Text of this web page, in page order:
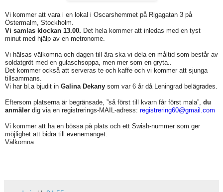
Vi kommer att vara i en lokal i Oscarshemmet på Rigagatan 3 på
Östermalm, Stockholm.
Vi samlas klockan 13.00. Det hela kommer att inledas med en tyst
minut med hjälp av en metronome.
Vi hälsas välkomna och dagen till ära ska vi dela en måltid som består av
soldatgröt med en gulaschsoppa, men mer som en gryta..
Det kommer också att serveras te och kaffe och vi kommer att sjunga
tillsammans.
Vi har bl.a bjudit in Galina Dekany som var 6 år då Leningrad belägrades.
Eftersom platserna är begränsade, ”så först till kvarn får först mala”, du
anmäler dig via en registrerings-MAIL-adress: registrering60@gmail.com
Vi kommer att ha en bössa på plats och ett Swish-nummer som ger
möjlighet att bidra till evenemanget.
Välkomna